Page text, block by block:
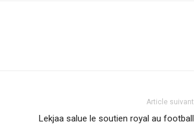
Article suivant
Lekjaa salue le soutien royal au football